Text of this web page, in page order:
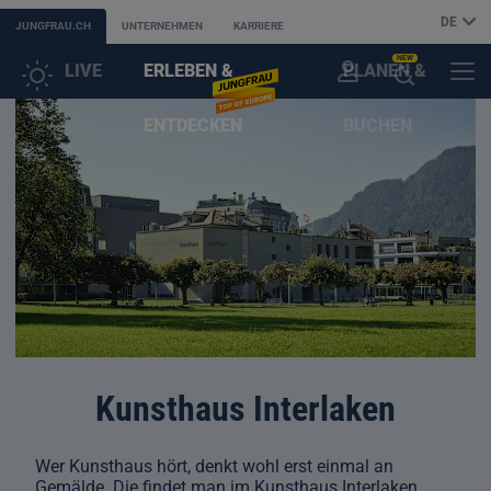
JUNGFRAU.CH UNTERNEHMEN KARRIERE DE
LIVE ERLEBEN &
ENTDECKEN
PLANEN &
NEW
Kunsthaus Interlaken
Wer Kunsthaus hört, denkt wohl erst einmal an